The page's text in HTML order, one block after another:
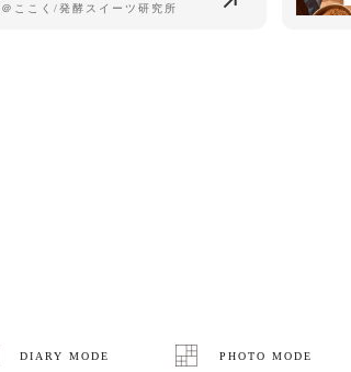
＠ここく/発酵スイーツ研究所
DIARY MODE PHOTO MODE